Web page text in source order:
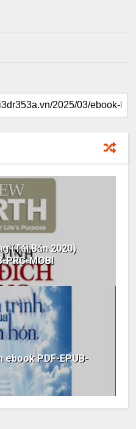
(Tái Bản 2020)
PRC-MOBI
ebook PDF-EPUB-